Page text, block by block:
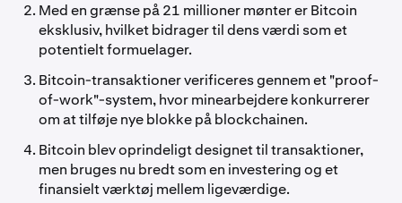
Med en grænse på 21 millioner mønter er Bitcoin
eksklusiv, hvilket bidrager til dens værdi som et
potentielt formuelager.
Bitcoin-transaktioner verificeres gennem et "proof-
of-work"-system, hvor minearbejdere konkurrerer
om at tilføje nye blokke på blockchainen.
Bitcoin blev oprindeligt designet til transaktioner,
men bruges nu bredt som en investering og et
finansielt værktøj mellem ligeværdige.